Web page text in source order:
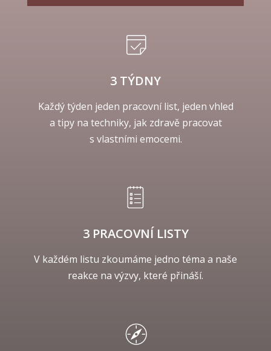
3 TÝDNY
Každý týden jeden pracovní list, jeden vhled
a tipy na techniky, jak zdravě pracovat
s vlastními emocemi.
3 PRACOVNÍ LISTY
V každém listu zkoumáme jedno téma a naše
reakce na výzvy, které přináší.